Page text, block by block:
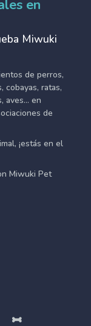
en
Miwuki
de perros,
cobayas, ratas,
aves... en
de
¡estás en el
Miwuki Pet